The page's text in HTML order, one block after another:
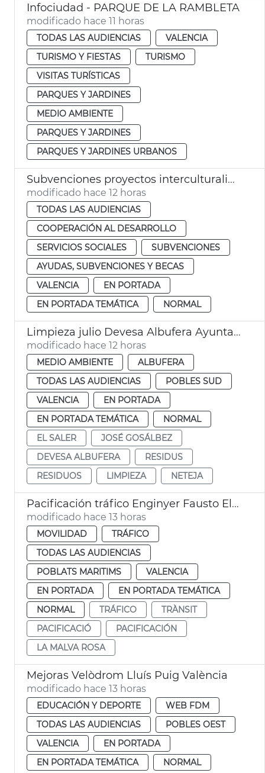
Infociudad - PARQUE DE LA RAMBLETA
modificado hace 11 horas
TODAS LAS AUDIENCIAS
VALENCIA
TURISMO Y FIESTAS
TURISMO
VISITAS TURÍSTICAS
PARQUES Y JARDINES
MEDIO AMBIENTE
PARQUES Y JARDINES
PARQUES Y JARDINES URBANOS
Subvenciones proyectos interculturalidad, prevención del racismo y la xenofobia
modificado hace 12 horas
TODAS LAS AUDIENCIAS
COOPERACIÓN AL DESARROLLO
SERVICIOS SOCIALES
SUBVENCIONES
AYUDAS, SUBVENCIONES Y BECAS
VALENCIA
EN PORTADA
EN PORTADA TEMÁTICA
NORMAL
Limpieza julio Devesa Albufera Ayuntamiento València
modificado hace 12 horas
MEDIO AMBIENTE
ALBUFERA
TODAS LAS AUDIENCIAS
POBLES SUD
VALENCIA
EN PORTADA
EN PORTADA TEMÁTICA
NORMAL
EL SALER
JOSÉ GOSÁLBEZ
DEVESA ALBUFERA
RESIDUS
RESIDUOS
LIMPIEZA NETEJA
Pacificación tráfico Enginyer Fausto Elío València
modificado hace 13 horas
MOVILIDAD
TRÁFICO
TODAS LAS AUDIENCIAS
POBLATS MARITIMS
VALENCIA
EN PORTADA
EN PORTADA TEMÁTICA
NORMAL
TRÁFICO
TRÀNSIT
PACIFICACIÓ
PACIFICACIÓN
LA MALVA ROSA
Mejoras Velòdrom Lluís Puig València
modificado hace 13 horas
EDUCACIÓN Y DEPORTE
WEB FDM
TODAS LAS AUDIENCIAS
POBLES OEST
VALENCIA
EN PORTADA
EN PORTADA TEMÁTICA
NORMAL